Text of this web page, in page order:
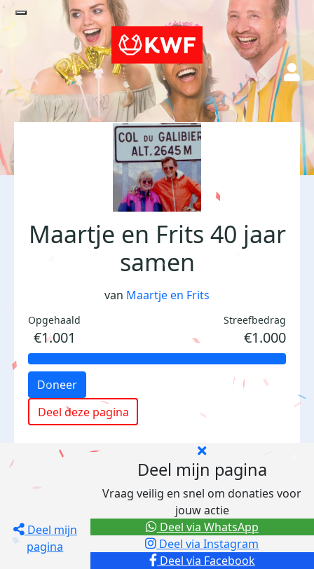
Maartje en Frits 40 jaar
samen
van Maartje en Frits
Opgehaald
€1.001
Streefbedrag
€1.000
Doneer
Deel deze pagina
Deel mijn
pagina
Deel mijn pagina
Vraag veilig en snel om donaties voor
jouw actie
Deel via Facebook
Deel via Instagram
Deel via WhatsApp